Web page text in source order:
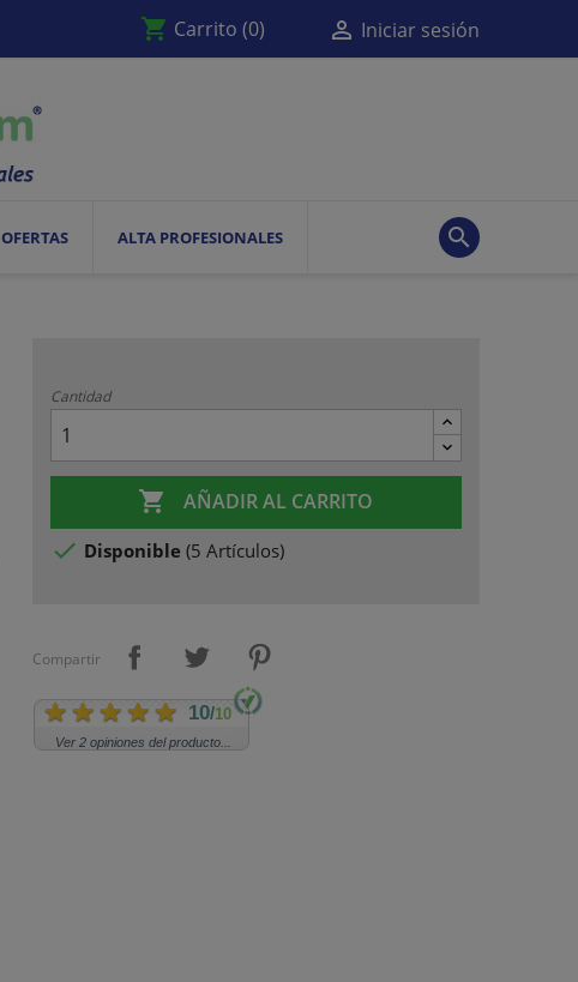
shopping_cart Carrito (0)  Iniciar sesión
OFERTAS ALTA PROFESIONALES 
Cantidad
 AÑADIR AL CARRITO
 Disponible (5 Artículos)
Compartir
10/10
Ver 2 opiniones del producto...